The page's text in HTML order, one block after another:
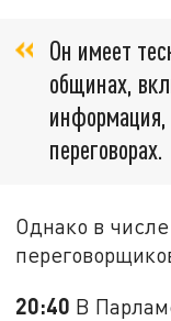
Он имеет
общинах,
информация,
переговорах.
Однако в
20:40 В